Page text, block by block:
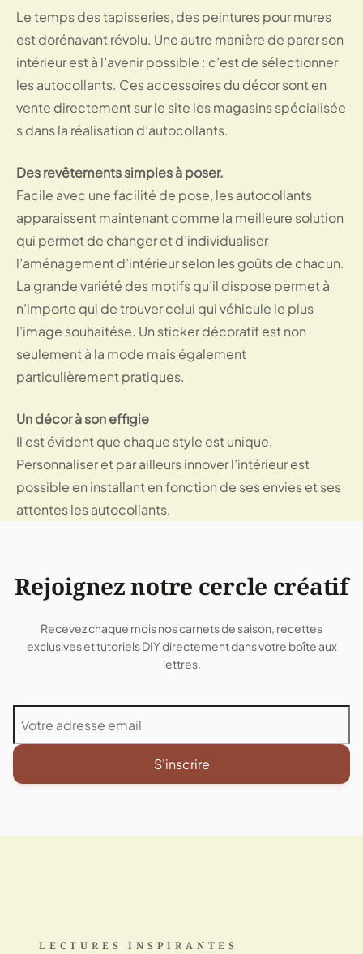
Le temps des tapisseries, des peintures pour mures
est dorénavant révolu. Une autre manière de parer son
intérieur est à l’avenir possible : c’est de sélectionner
les autocollants. Ces accessoires du décor sont en
vente directement sur le site les magasins spécialisée
s dans la réalisation d’autocollants.
Des revêtements simples à poser.
Facile avec une facilité de pose, les autocollants
apparaissent maintenant comme la meilleure solution
qui permet de changer et d’individualiser
l’aménagement d’intérieur selon les goûts de chacun.
La grande variété des motifs qu’il dispose permet à
n’importe qui de trouver celui qui véhicule le plus
l’image souhaitése. Un sticker décoratif est non
seulement à la mode mais également
particulièrement pratiques.
Un décor à son effigie
Il est évident que chaque style est unique.
Personnaliser et par ailleurs innover l’intérieur est
possible en installant en fonction de ses envies et ses
attentes les autocollants.
Rejoignez notre cercle créatif
Recevez chaque mois nos carnets de saison, recettes
exclusives et tutoriels DIY directement dans votre boîte aux
lettres.
S'inscrire
LECTURES INSPIRANTES